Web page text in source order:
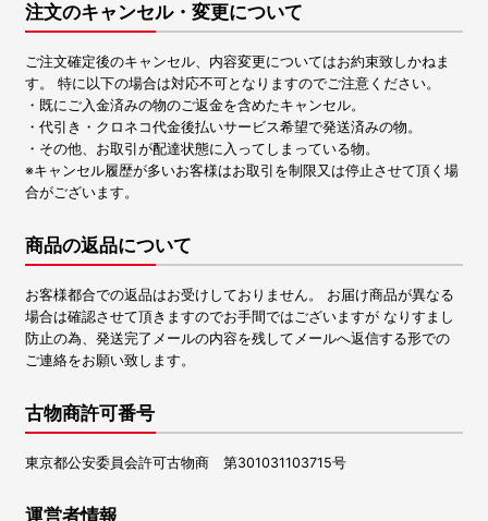
注文のキャンセル・変更について
ご注文確定後のキャンセル、内容変更についてはお約束致しかねま
す。 特に以下の場合は対応不可となりますのでご注意ください。
・既にご入金済みの物のご返金を含めたキャンセル。
・代引き・クロネコ代金後払いサービス希望で発送済みの物。
・その他、お取引が配達状態に入ってしまっている物。
※キャンセル履歴が多いお客様はお取引を制限又は停止させて頂く場
合がございます。
商品の返品について
お客様都合での返品はお受けしておりません。 お届け商品が異なる
場合は確認させて頂きますのでお手間ではございますが なりすまし
防止の為、発送完了メールの内容を残してメールへ返信する形での
ご連絡をお願い致します。
古物商許可番号
東京都公安委員会許可古物商 第301031103715号
運営者情報